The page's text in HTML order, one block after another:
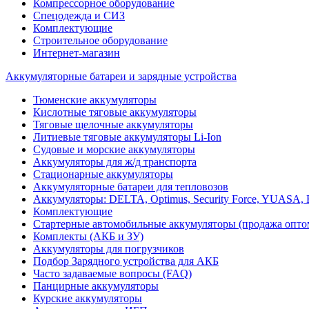
Компрессорное оборудование
Спецодежда и СИЗ
Комплектующие
Строительное оборудование
Интернет-магазин
Аккумуляторные батареи и зарядные устройства
Тюменские аккумуляторы
Кислотные тяговые аккумуляторы
Тяговые щелочные аккумуляторы
Литиевые тяговые аккумуляторы Li-Ion
Судовые и морские аккумуляторы
Аккумуляторы для ж/д транспорта
Стационарные аккумуляторы
Аккумуляторные батареи для тепловозов
Аккумуляторы: DELTA, Optimus, Security Force,
Комплектующие
Стартерные автомобильные аккумуляторы (продажа
Комплекты (АКБ и ЗУ)
Аккумуляторы для погрузчиков
Подбор Зарядного устройства для АКБ
Часто задаваемые вопросы (FAQ)
Панцирные аккумуляторы
Курские аккумуляторы